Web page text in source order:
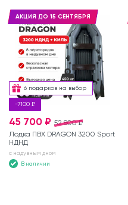
6 подарков на выбор
-7100 ₽
АКЦИЯ ДО 15 СЕНТЯБРЯ
52 800 ₽
45 700 ₽
Лодка ПВХ DRAGON 3200 Sport
НДНД
с надувным дном
В наличии